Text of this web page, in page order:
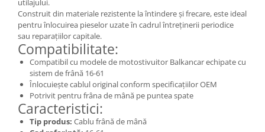
utilajului.
Construit din materiale rezistente la întindere și frecare, este ideal
pentru înlocuirea pieselor uzate în cadrul întreținerii periodice
sau reparațiilor capitale.
Compatibilitate:
Compatibil cu modele de motostivuitor Balkancar echipate cu
sistem de frână 16-61
Înlocuiește cablul original conform specificațiilor OEM
Potrivit pentru frâna de mână pe puntea spate
Caracteristici:
Tip produs: Cablu frână de mână